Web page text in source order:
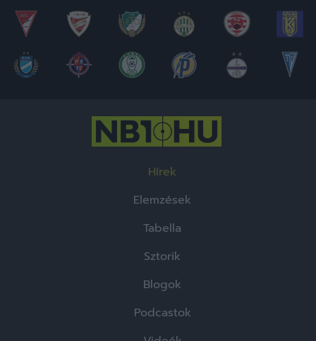
Hírek
Elemzések
Tabella
Sztorik
Blogok
Podcastok